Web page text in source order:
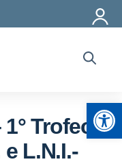
Trofeo
L.N.I.-